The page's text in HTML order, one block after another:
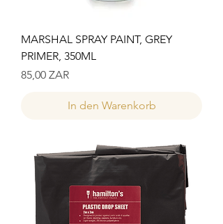
MARSHAL SPRAY PAINT, GREY
PRIMER, 350ML
Preis
85,00 ZAR
In den Warenkorb